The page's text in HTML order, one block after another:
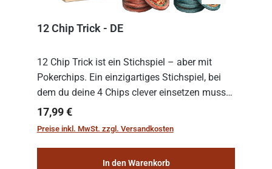
12 Chip Trick - DE
12 Chip Trick ist ein Stichspiel – aber mit
Pokerchips. Ein einzigartiges Stichspiel, bei
dem du deine 4 Chips clever einsetzen musst.
Wer die Chips mit dem höchsten Gesamtwert
hat, gewinnt die Runde. Aber Vorsicht: D...
Regulärer Preis:
17,99 €
Preise inkl. MwSt. zzgl. Versandkosten
In den Warenkorb